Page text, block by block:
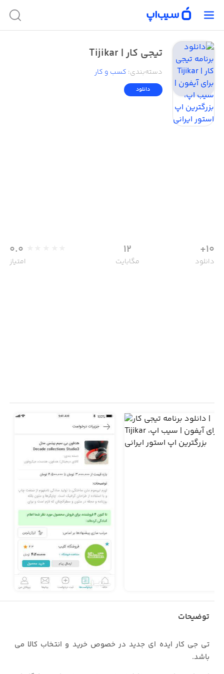
تیجی کار | Tijikar
دسته‌بندی: کسب‌ و ‌کار
دانلود
10+
دانلود
12
مگابایت
0.0
امتیاز
توضیحات
تی جی کار ایده ای جدید در خصوص خرید و انتخاب کالا می
باشد.